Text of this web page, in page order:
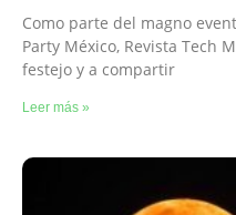
Como parte del magno
Party México, Revista Tech
festejo y a compartir
Leer más »